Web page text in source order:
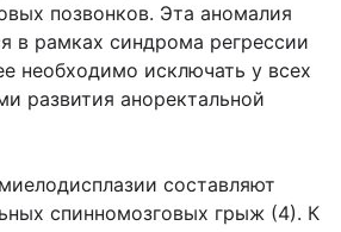
позвонков. Эта аномалия
в рамках синдрома регрессии
необходимо исключать у всех
развития аноректальной
составляют
спинномозговых грыж (4). К